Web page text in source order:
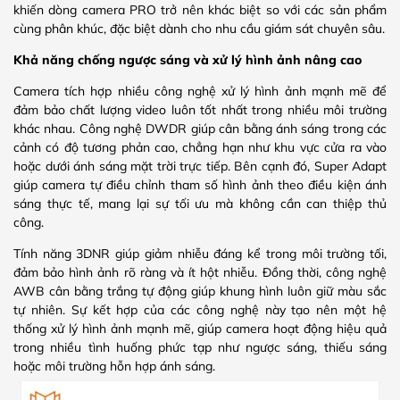
khiến dòng camera PRO trở nên khác biệt so với các sản phẩm
cùng phân khúc, đặc biệt dành cho nhu cầu giám sát chuyên sâu.
Khả năng chống ngược sáng và xử lý hình ảnh nâng cao
Camera tích hợp nhiều công nghệ xử lý hình ảnh mạnh mẽ để
đảm bảo chất lượng video luôn tốt nhất trong nhiều môi trường
khác nhau. Công nghệ DWDR giúp cân bằng ánh sáng trong các
cảnh có độ tương phản cao, chẳng hạn như khu vực cửa ra vào
hoặc dưới ánh sáng mặt trời trực tiếp. Bên cạnh đó, Super Adapt
giúp camera tự điều chỉnh tham số hình ảnh theo điều kiện ánh
sáng thực tế, mang lại sự tối ưu mà không cần can thiệp thủ
công.
Tính năng 3DNR giúp giảm nhiễu đáng kể trong môi trường tối,
đảm bảo hình ảnh rõ ràng và ít hột nhiễu. Đồng thời, công nghệ
AWB cân bằng trắng tự động giúp khung hình luôn giữ màu sắc
tự nhiên. Sự kết hợp của các công nghệ này tạo nên một hệ
thống xử lý hình ảnh mạnh mẽ, giúp camera hoạt động hiệu quả
trong nhiều tình huống phức tạp như ngược sáng, thiếu sáng
hoặc môi trường hỗn hợp ánh sáng.